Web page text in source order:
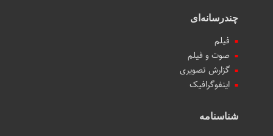
چندرسانه‌ای
فیلم
صوت و فیلم
گزارش تصویری
اینفوگرافیک
شناسنامه